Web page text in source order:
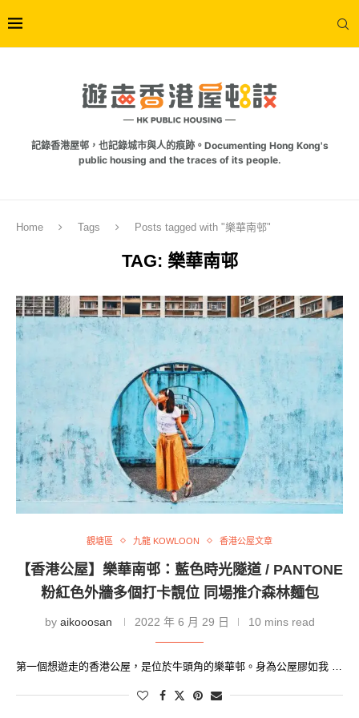
記錄香港屋邨，也記錄城市與人的痕跡。Documenting Hong Kong's
public housing and the traces of its people.
Home Tags Posts tagged with "樂華南邨"
TAG: 樂華南邨
觀塘區 九龍 KOWLOON 香港公屋文章
【香港公屋】樂華南邨：藍色時光隧道 / PANTONE
粉紅色外牆多個打卡靚位 同場推介森林麵包
by aikooosan 2022 年 6 月 29 日 10 mins read
第一個想遊走的香港公屋，是位於牛頭角的樂華邨。身為公屋膠如我 …